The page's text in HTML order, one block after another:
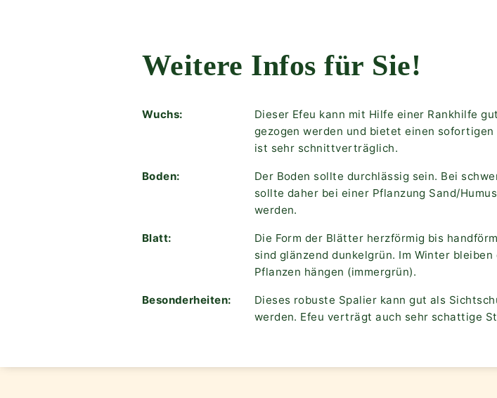
Weitere Infos für Sie!
Wuchs:
Dieser Efeu kann mit Hilfe einer Rankhilfe
gezogen werden und bietet einen sofortigen
ist sehr schnittverträglich.
Boden:
Der Boden sollte durchlässig sein. Bei
sollte daher bei einer Pflanzung Sand/
werden.
Blatt:
Die Form der Blätter herzförmig bis
sind glänzend dunkelgrün. Im Winter
Pflanzen hängen (immergrün).
Besonderheiten:
Dieses robuste Spalier kann gut als
werden. Efeu verträgt auch sehr schattige